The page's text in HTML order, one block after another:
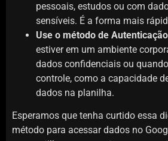
pessoais, estudos ou com
sensíveis. É a forma mais
Use o método de
estiver em um ambiente
dados confidenciais ou
controle, como a capacidade
dados na planilha.
Esperamos que tenha curtido essa
método para acessar dados no